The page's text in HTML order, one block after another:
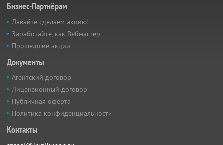
Бизнес-Партнёрам
Давайте сделаем акцию!
Заработайте, как Вебмастер
Прошедшие акции
Документы
Агентский договор
Лицензионный договор
Публичная оферта
Политика конфиденциальности
Контакты